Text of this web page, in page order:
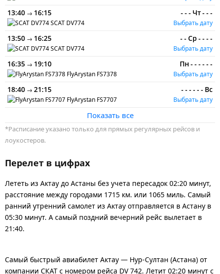
13:40 → 16:15
SCAT DV774
- - - Чт- - -
Выбрать дату
13:50 → 16:25
SCAT DV774
- - Ср - - - -
Выбрать дату
16:35 → 19:10
FlyArystan FS7378
Пн - - - - - -
Выбрать дату
18:40 → 21:15
FlyArystan FS7707
- - - - - - Вс
Выбрать дату
Показать все
*Расписание указано только для прямых регулярных рейсов и
лоукостеров.
Перелет в цифрах
Лететь из Актау до Астаны без учета пересадок 02:20 минут,
расстояние между городами 1715 км. или 1065 миль. Самый
ранний утренний самолет из Актау отправляется в Астану в
05:30 минут. А самый поздний вечерний рейс вылетает в
21:40.
Самый быстрый авиабилет Актау — Нур-Султан (Астана) от
компании СКАТ с номером рейса DV 742. Летит 02:20 минут с